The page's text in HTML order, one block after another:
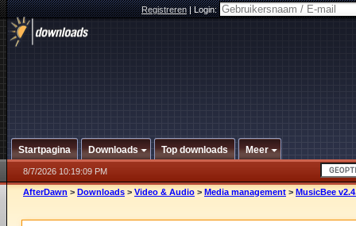
Registreren|Login:
Startpagina Downloads Top downloads Meer
8/7/2026 10:19:09 PM
AfterDawn > Downloads > Video & Audio > Media management > MusicBee